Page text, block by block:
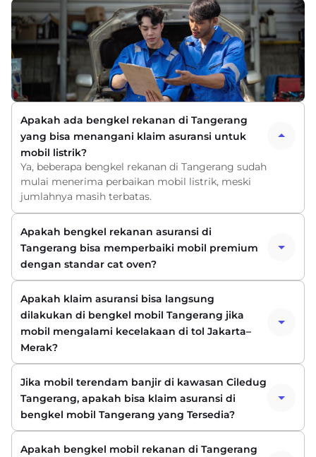
Apakah ada bengkel rekanan di Tangerang
yang bisa menangani klaim asuransi untuk
mobil listrik?
Ya, beberapa bengkel rekanan di Tangerang sudah
mulai menerima perbaikan mobil listrik, meski
jumlahnya masih terbatas.
Apakah bengkel rekanan asuransi di
Tangerang bisa memperbaiki mobil premium
dengan standar cat oven?
Apakah klaim asuransi bisa langsung
dilakukan di bengkel mobil Tangerang jika
mobil mengalami kecelakaan di tol Jakarta–
Merak?
Jika mobil terendam banjir di kawasan Ciledug
Tangerang, apakah bisa klaim asuransi di
bengkel mobil Tangerang yang Tersedia?
Apakah bengkel mobil rekanan di Tangerang